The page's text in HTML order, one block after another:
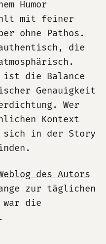
Humor
mit feiner
ohne Pathos.
die
ist die Balance
Genauigkeit
Wer
Kontext
sich in der Story
des Autors
zur täglichen
war die